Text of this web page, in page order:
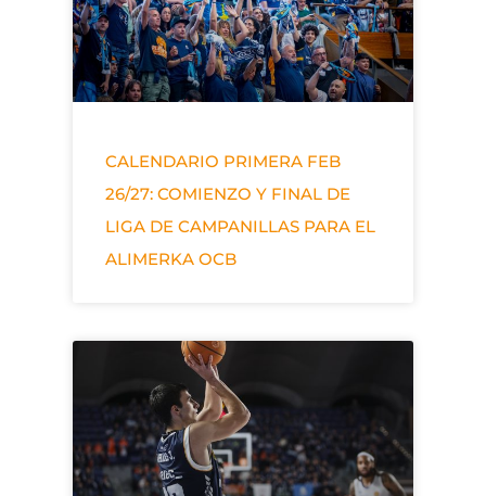
CALENDARIO PRIMERA FEB
26/27: COMIENZO Y FINAL DE
LIGA DE CAMPANILLAS PARA EL
ALIMERKA OCB